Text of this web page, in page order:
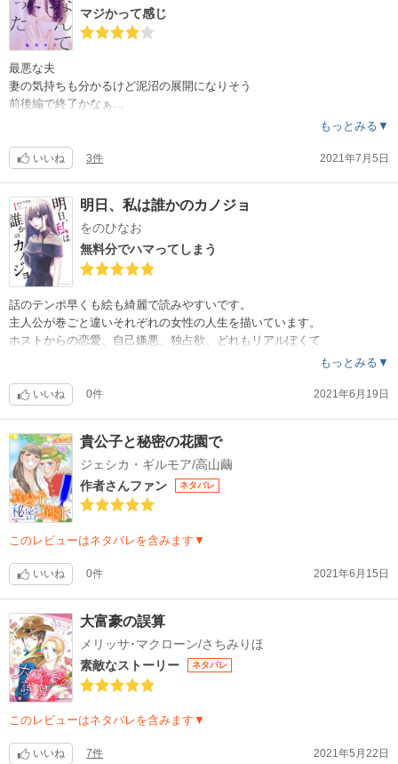
マジかって感じ
最悪な夫
妻の気持ちも分かるけど泥沼の展開になりそう
前後編で終了かなぁ…
続きがあればハマりそうな展開だけど短いから良いのかもしれない。
もっとみる▼
いいね 3件 2021年7月5日
明日、私は誰かのカノジョ
をのひなお
無料分でハマってしまう
話のテンポ早くも絵も綺麗で読みやすいです。
主人公が巻ごと違いそれぞれの女性の人生を描いています。
ホストからの恋愛、自己嫌悪、独占欲、どれもリアルぽくて
怖さと悲しさが詰まっていてちょっと読んでいて胸が痛かったです。で
もっとみる▼
いいね 0件 2021年6月19日
貴公子と秘密の花園で
ジェシカ・ギルモア/高山繭
作者さんファン
ネタバレ
このレビューはネタバレを含みます▼
いいね 0件 2021年6月15日
大富豪の誤算
メリッサ･マクローン/さちみりほ
素敵なストーリー
ネタバレ
このレビューはネタバレを含みます▼
いいね 7件 2021年5月22日